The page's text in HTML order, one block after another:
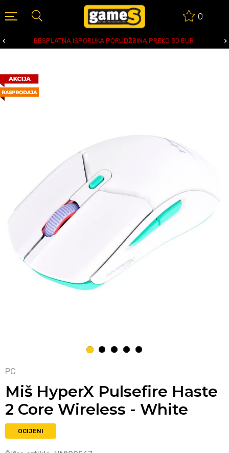
0
BESPLATNA ISPORUKA PORUDŽBINA PREKO 50 EUR
1 2 3 4 5
PC
Miš HyperX Pulsefire Haste
2 Core Wireless - White
OCIJENI